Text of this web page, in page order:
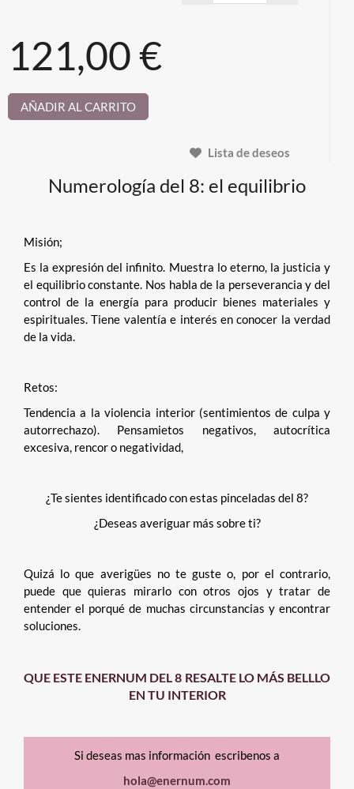
121,00 €
AÑADIR AL CARRITO
Lista de deseos
Numerología del 8: el equilibrio
Misión;
Es la expresión del infinito. Muestra lo eterno, la justicia y
el equilibrio constante. Nos habla de la perseverancia y del
control de la energía para producir bienes materiales y
espirituales. Tiene valentía e interés en conocer la verdad
de la vida.
Retos:
Tendencia a la violencia interior (sentimientos de culpa y
autorrechazo). Pensamietos negativos, autocrítica
excesiva, rencor o negatividad,
¿Te sientes identificado con estas pinceladas del 8?
¿Deseas averiguar más sobre ti?
Quizá lo que averigües no te guste o, por el contrario,
puede que quieras mirarlo con otros ojos y tratar de
entender el porqué de muchas circunstancias y encontrar
soluciones.
QUE ESTE ENERNUM DEL 8 RESALTE LO MÁS BELLLO
EN TU INTERIOR
Si deseas mas información escribenos a
hola@enernum.com